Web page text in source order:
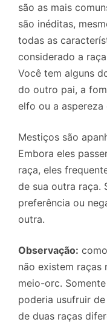
são as mais
são inéditas,
todas as
considerado a
Você tem alguns
do outro pai, a
elfo ou a aspereza
Mestiços são
Embora eles
raça, eles
de sua outra raça.
preferência ou
outra.
Observação:
não existem raças
meio-orc.
poderia usufruir
de duas raças